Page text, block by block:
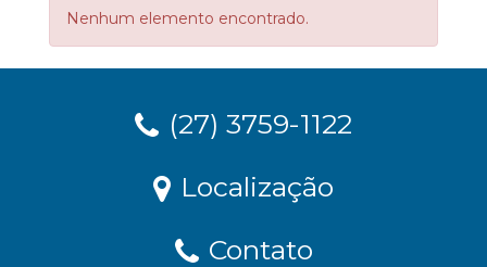
Nenhum elemento encontrado.
(27) 3759-1122
Localização
Contato